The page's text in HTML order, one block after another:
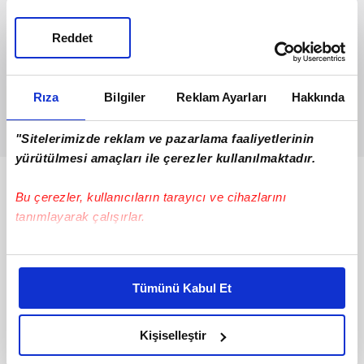
Rıza Bilgiler Reklam Ayarları Hakkında
"Sitelerimizde reklam ve pazarlama faaliyetlerinin
yürütülmesi amaçları ile çerezler kullanılmaktadır.
Bu çerezler, kullanıcıların tarayıcı ve cihazlarını
tanımlayarak çalışırlar.
Bu çerezlere izin vermeniz halinde sizlere özel
daha iyi reklam deneyimi yaşatabiliriz. Bunu yaparken
amacımızın size daha iyi bir reklam deneyimi sunmak
olduğunu ve sizlere en iyi içerikleri sunabilmek adına
elimizden gelen çabayı gösterdiğimizi ve bu noktada,
Tümünü Kabul Et
Kişiselleştir
Reddet
Bunlar da Var